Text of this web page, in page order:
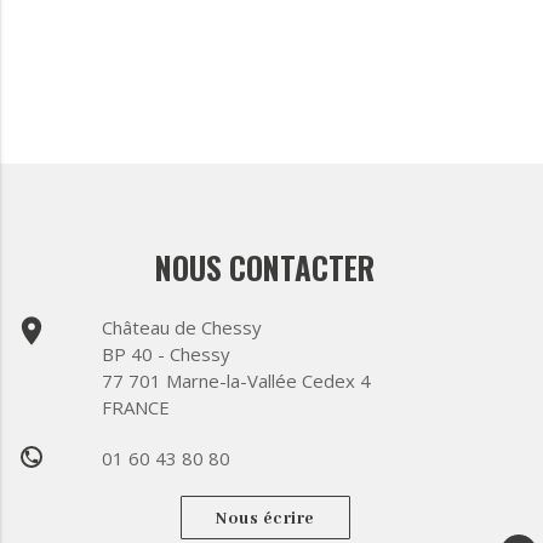
NOUS CONTACTER
place
Château de Chessy
BP 40 - Chessy
77 701 Marne-la-Vallée Cedex 4
FRANCE
phone 01 60 43 80 80
Nous écrire